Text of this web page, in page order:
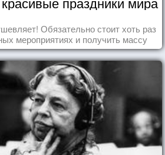
Обязательно стоит хоть раз
мероприятиях и получить массу
впечатлений!